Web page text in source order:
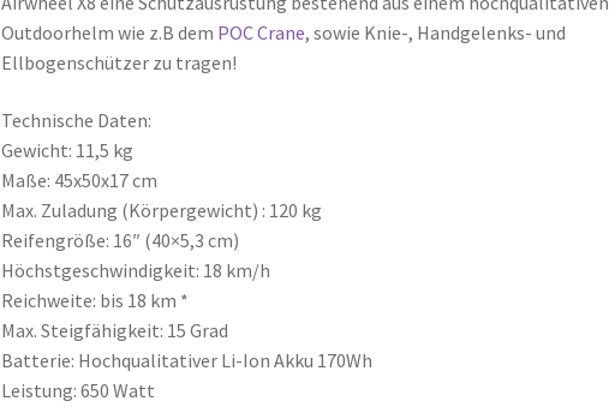
Outdoorhelm wie z.B dem POC Crane, sowie Knie-, Handgelenks- und
Ellbogenschützer zu tragen!
Technische Daten:
Gewicht: 11,5 kg
Maße: 45x50x17 cm
Max. Zuladung (Körpergewicht) : 120 kg
Reifengröße: 16″ (40×5,3 cm)
Höchstgeschwindigkeit: 18 km/h
Reichweite: bis 18 km *
Max. Steigfähigkeit: 15 Grad
Batterie: Hochqualitativer Li-Ion Akku 170Wh
Leistung: 650 Watt